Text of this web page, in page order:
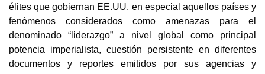
élites que gobiernan EE.UU. en especial aquellos países y
fenómenos considerados como amenazas para el
denominado “liderazgo” a nivel global como principal
potencia imperialista, cuestión persistente en diferentes
documentos y reportes emitidos por sus agencias y